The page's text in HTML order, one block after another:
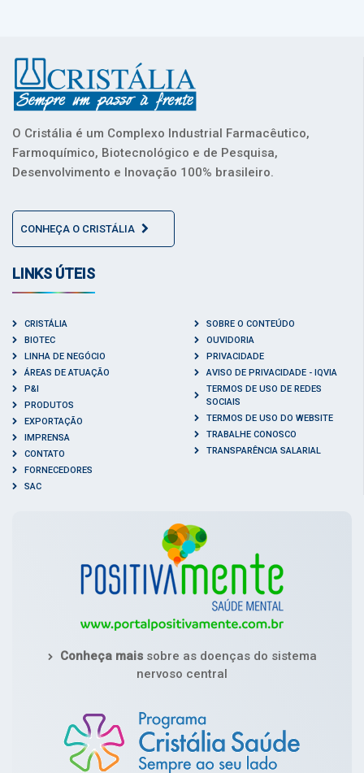
O Cristália é um Complexo Industrial Farmacêutico,
Farmoquímico, Biotecnológico e de Pesquisa,
Desenvolvimento e Inovação 100% brasileiro.
CONHEÇA O CRISTÁLIA
LINKS ÚTEIS
CRISTÁLIA
BIOTEC
LINHA DE NEGÓCIO
ÁREAS DE ATUAÇÃO
P&I
PRODUTOS
EXPORTAÇÃO
IMPRENSA
CONTATO
FORNECEDORES
SAC
SOBRE O CONTEÚDO
OUVIDORIA
PRIVACIDADE
AVISO DE PRIVACIDADE - IQVIA
TERMOS DE USO DE REDES
SOCIAIS
TERMOS DE USO DO WEBSITE
TRABALHE CONOSCO
TRANSPARÊNCIA SALARIAL
Conheça maissobre as doenças do sistema
nervoso central